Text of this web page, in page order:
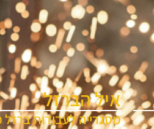
איל הברזל
מסגרייה לעבודות ברזל